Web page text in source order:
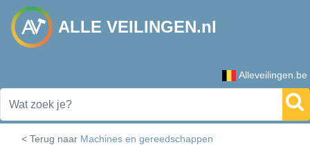
ALLE VEILINGEN.nl
Alleveilingen.be
< Terug naar Machines en gereedschappen